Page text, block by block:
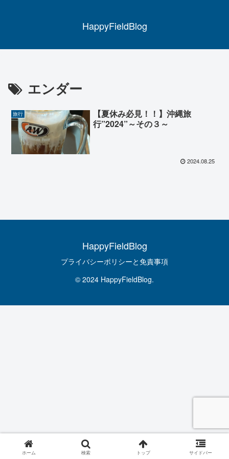
HappyFieldBlog
エンダー
旅行
【夏休み必見！！】沖縄旅
行”2024”～その３～
2024.08.25
HappyFieldBlog
プライバシーポリシーと免責事項
© 2024 HappyFieldBlog.
ホーム 検索 トップ サイドバー